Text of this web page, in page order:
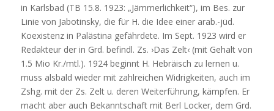
in Karlsbad (TB 15.8. 1923: „Jämmerlichkeit“), im Bes. zur
Linie von Jabotinsky, die für H. die Idee einer arab.-jüd.
Koexistenz in Palästina gefährdete. Im Sept. 1923 wird er
Redakteur der in Grd. befindl. Zs. ›Das Zelt‹ (mit Gehalt von
1.5 Mio Kr./mtl.). 1924 beginnt H. Hebräisch zu lernen u.
muss alsbald wieder mit zahlreichen Widrigkeiten, auch im
Zshg. mit der Zs. Zelt u. deren Weiterführung, kämpfen. Er
macht aber auch Bekanntschaft mit Berl Locker, dem Grd.